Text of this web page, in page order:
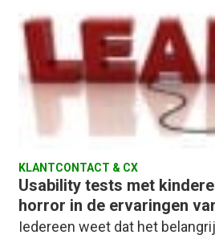
KLANTCONTACT & CX
Usability tests met
horror in de ervaringen
Iedereen weet dat het